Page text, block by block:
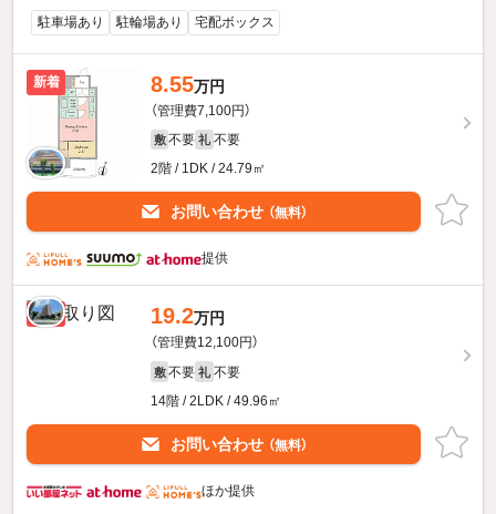
駐車場あり
駐輪場あり 宅配ボックス
新着 8.55万円
（管理費7,100円）
敷 不要 礼 不要
2階 / 1DK / 24.79㎡
お問い合わせ （無料）
提供
新着 19.2万円
（管理費12,100円）
敷 不要 礼 不要
14階 / 2LDK / 49.96㎡
お問い合わせ （無料）
ほか提供